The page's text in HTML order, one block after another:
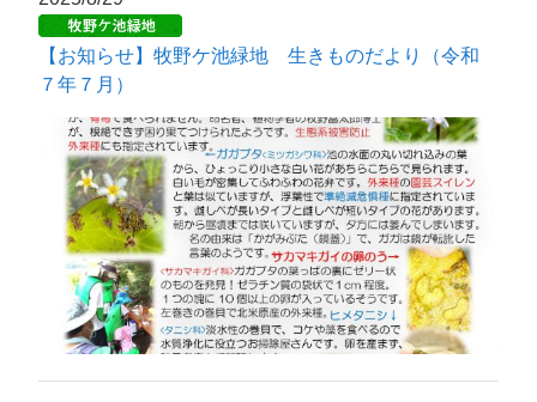
【お知らせ】牧野ケ池緑地 生きものだより（令和
７年７月）